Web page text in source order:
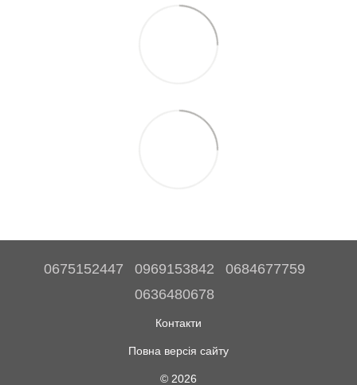
0675152447 0969153842
0684677759
0636480678
Контакти
Повна версія сайту
© 2026